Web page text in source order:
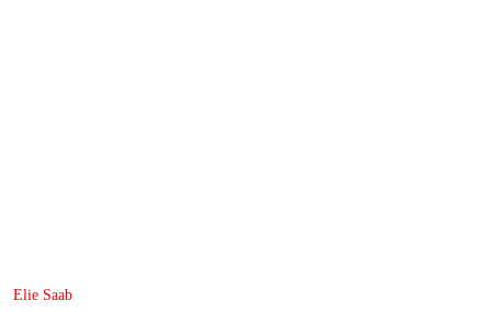
Elie Saab